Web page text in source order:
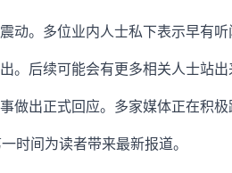
动。多位业内人士私下表示早有
。后续可能会有更多相关人士站出
做出正式回应。多家媒体正在积极
时间为读者带来最新报道。